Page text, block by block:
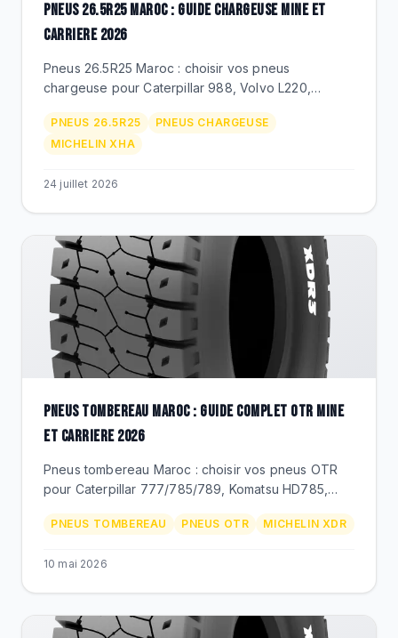
PNEUS 26.5R25 MAROC : GUIDE CHARGEUSE MINE ET
CARRIERE 2026
Pneus 26.5R25 Maroc : choisir vos pneus
chargeuse pour Caterpillar 988, Volvo L220,
ETOT 26.5R25, prix MAD, duree de vie.
PNEUS 26.5R25
PNEUS CHARGEUSE
MICHELIN XHA
24 juillet 2026
PNEUS TOMBEREAU MAROC : GUIDE COMPLET OTR MINE
ET CARRIERE 2026
Pneus tombereau Maroc : choisir vos pneus OTR
pour Caterpillar 777/785/789, Komatsu HD785,
Michelin XDR, Techking ETOT, prix MAD.
PNEUS TOMBEREAU PNEUS OTR MICHELIN XDR
10 mai 2026